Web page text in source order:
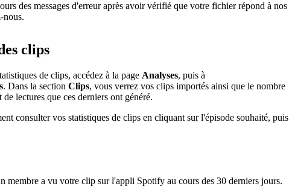
des messages d'erreur après avoir vérifié que votre fichier répond à nos
nous.
clips
de clips, accédez à la page Analyses, puis à
. Dans la section Clips, vous verrez vos clips importés ainsi que le nombre
lectures que ces derniers ont généré.
consulter vos statistiques de clips en cliquant sur l'épisode souhaité, puis
membre a vu votre clip sur l'appli Spotify au cours des 30 derniers jours.